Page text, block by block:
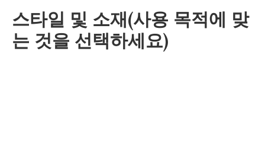
스타일 및 소재(사용 목적에 맞
는 것을 선택하세요)